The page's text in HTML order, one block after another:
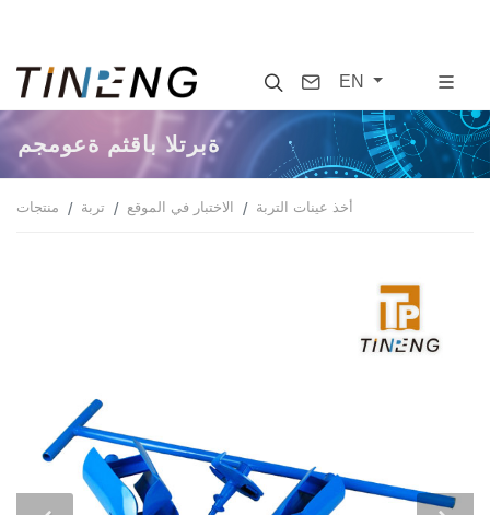
SearchContact
EN
مجموعة مثقاب التربة
منتجات تربة الاختبار في الموقع أخذ عينات التربة